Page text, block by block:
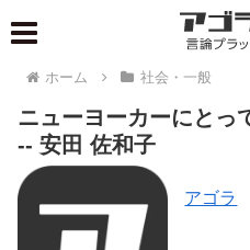
ホーム 社会・一般
ニューヨーカーにとっ
-- 安田 佐和子
アゴラ